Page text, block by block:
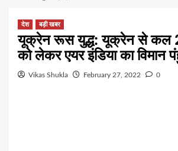
देश बड़ी खबर
यूक्रेन रूस युद्ध: यूक्रेन से कल
को लेकर एयर इंडिया का विमान
Vikas Shukla February 27, 2022 0